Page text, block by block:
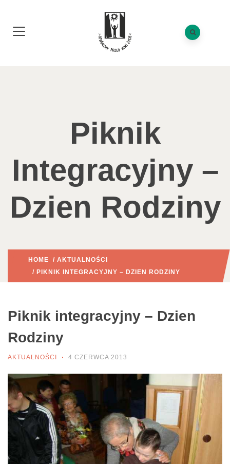
Piknik
Integracyjny –
Dzien Rodziny
HOME / AKTUALNOŚCI
/ PIKNIK INTEGRACYJNY – DZIEN RODZINY
Piknik integracyjny – Dzien
Rodziny
AKTUALNOŚCI 4 CZERWCA 2013